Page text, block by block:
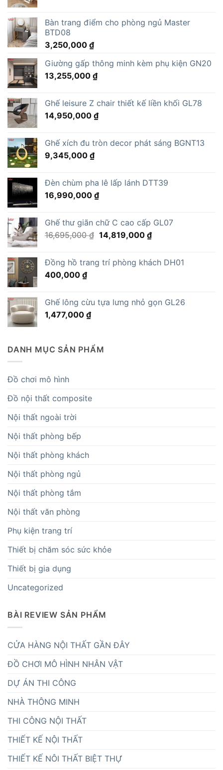
Bàn trang điểm cho phòng ngủ Master
BTD08
3,250,000 ₫
Giường gấp thông minh kèm phụ kiện GN20
13,255,000 ₫
Ghế leisure Z chair thiết kế liền khối GL78
14,950,000 ₫
Ghế xích đu tròn decor phát sáng BGNT13
9,345,000 ₫
Đèn chùm pha lê lấp lánh DTT39
16,990,000 ₫
Ghế thư giãn chữ C cao cấp GL07
16,695,000₫ Giá
16,695,000 ₫.
14,819,000 ₫Giá
là:
Đồng hồ trang trí phòng khách DH01
400,000 ₫
Ghế lông cừu tựa lưng nhỏ gọn GL26
1,477,000 ₫
DANH MỤC SẢN PHẨM
Đồ chơi mô hình
Đồ nội thất composite
Nội thất ngoài trời
Nội thất phòng bếp
Nội thất phòng khách
Nội thất phòng ngủ
Nội thất phòng tắm
Nội thất văn phòng
Phụ kiện trang trí
Thiết bị chăm sóc sức khỏe
Thiết bị gia dụng
Uncategorized
BÀI REVIEW SẢN PHẨM
CỬA HÀNG NỘI THẤT GẦN ĐÂY
ĐỒ CHƠI MÔ HÌNH NHÂN VẬT
DỰ ÁN THI CÔNG
NHÀ THÔNG MINH
THI CÔNG NỘI THẤT
THIẾT KẾ NỘI THẤT
THIẾT KẾ NÔI THẤT BIỆT THỰ